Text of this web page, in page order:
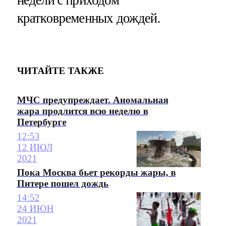
кратковременных дождей.
ЧИТАЙТЕ ТАКЖЕ
МЧС предупреждает. Аномальная
жара продлится всю неделю в
Петербурге
12:53
12 ИЮЛ
2021
Пока Москва бьет рекорды жары, в
Питере пошел дождь
14:52
24 ИЮН
2021